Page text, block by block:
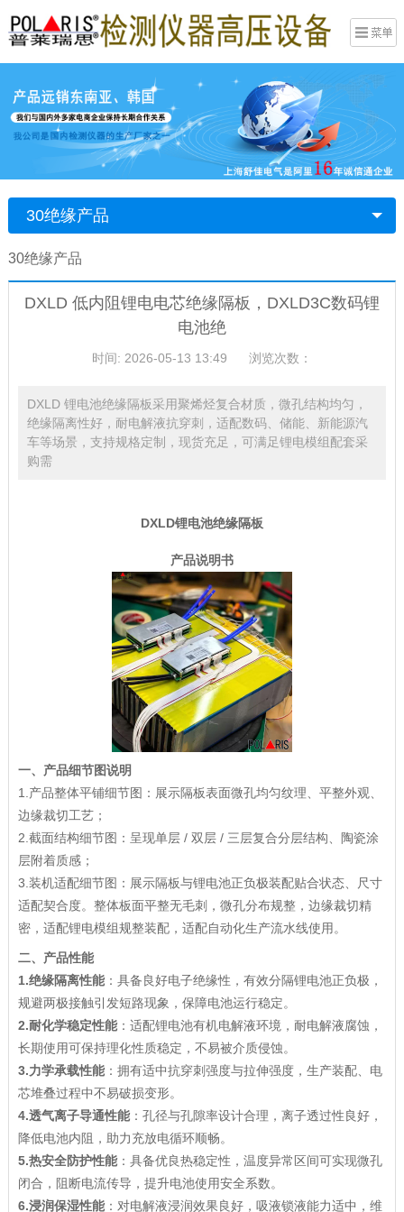
30绝缘产品
30绝缘产品
DXLD 低内阻锂电电芯绝缘隔板，DXLD3C数码锂
电池绝
时间: 2026-05-13 13:49 浏览次数：
DXLD 锂电池绝缘隔板采用聚烯烃复合材质，微孔结构均匀，
绝缘隔离性好，耐电解液抗穿刺，适配数码、储能、新能源汽
车等场景，支持规格定制，现货充足，可满足锂电模组配套采
购需
DXLD锂电池绝缘隔板
产品说明书
一、产品细节图说明
1.产品整体平铺细节图：展示隔板表面微孔均匀纹理、平整外观、
边缘裁切工艺；
2.截面结构细节图：呈现单层 / 双层 / 三层复合分层结构、陶瓷涂
层附着质感；
3.装机适配细节图：展示隔板与锂电池正负极装配贴合状态、尺寸
适配契合度。整体板面平整无毛刺，微孔分布规整，边缘裁切精
密，适配锂电模组规整装配，适配自动化生产流水线使用。
二、产品性能
1.绝缘隔离性能：具备良好电子绝缘性，有效分隔锂电池正负极，
规避两极接触引发短路现象，保障电池运行稳定。
2.耐化学稳定性能：适配锂电池有机电解液环境，耐电解液腐蚀，
长期使用可保持理化性质稳定，不易被介质侵蚀。
3.力学承载性能：拥有适中抗穿刺强度与拉伸强度，生产装配、电
芯堆叠过程中不易破损变形。
4.透气离子导通性能：孔径与孔隙率设计合理，离子透过性良好，
降低电池内阻，助力充放电循环顺畅。
5.热安全防护性能：具备优良热稳定性，温度异常区间可实现微孔
闭合，阻断电流传导，提升电池使用安全系数。
6.浸润保湿性能：对电解液浸润效果良好，吸液锁液能力适中，维